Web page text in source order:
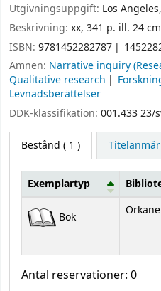
Utgivningsuppgift: Los
Beskrivning: xx, 341 p. ill. 24 cm
ISBN: 9781452282787
Ämnen: Narrative inquiry
Qualitative research
Levnadsberättelser
DDK-klassifikation: 001.433 23/
Bestånd ( 1 )
Bestånd
Exemplartyp
Bok
Antal reservationer: 0